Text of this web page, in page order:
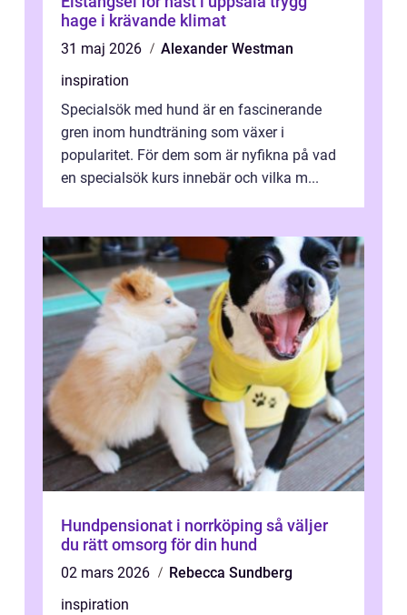
hage i krävande klimat
31 maj 2026
Alexander Westman
inspiration
Specialsök med hund är en fascinerande
gren inom hundträning som växer i
popularitet. För dem som är nyfikna på vad
en specialsök kurs innebär och vilka m...
Hundpensionat i norrköping så väljer
du rätt omsorg för din hund
02 mars 2026
Rebecca Sundberg
inspiration